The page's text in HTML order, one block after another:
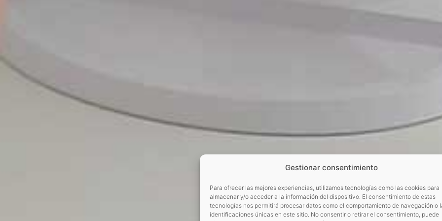
Gestionar consentimiento
Para ofrecer las mejores experiencias, utilizamos tecnologías como las cookies para
almacenar y/o acceder a la información del dispositivo. El consentimiento de estas
tecnologías nos permitirá procesar datos como el comportamiento de navegación o
identificaciones únicas en este sitio. No consentir o retirar el consentimiento, puede